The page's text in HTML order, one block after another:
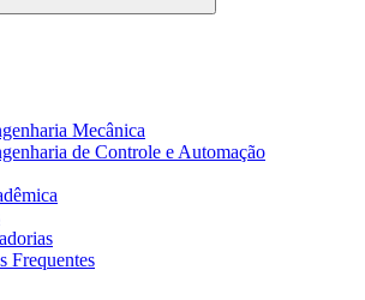
Buscar
Mecânica
de Controle e Automação
Frequentes